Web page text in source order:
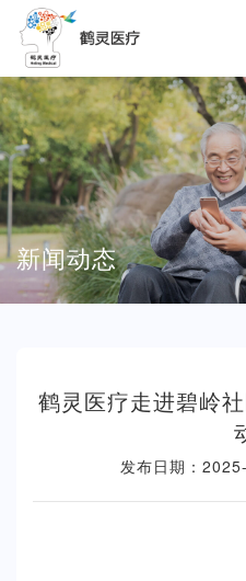
新闻动态
鹤灵医疗走进碧岭
发布日期：